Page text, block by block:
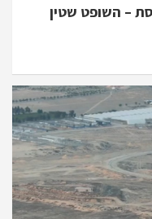
– השופט שטין